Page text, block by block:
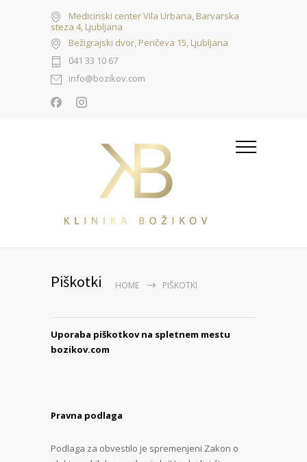
Medicinski center Vila Urbana, Barvarska
steza 4, Ljubljana
Bežigrajski dvor, Peričeva 15, Ljubljana
041 33 10 67
info@bozikov.com
Piškotki HOME PIŠKOTKI
Uporaba piškotkov na spletnem mestu
bozikov.com
Pravna podlaga
Podlaga za obvestilo je spremenjeni Zakon o